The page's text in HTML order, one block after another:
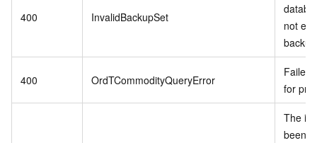
400 InvalidBackupSet
not
400 OrdTCommodityQueryError
Failed
for
The
been